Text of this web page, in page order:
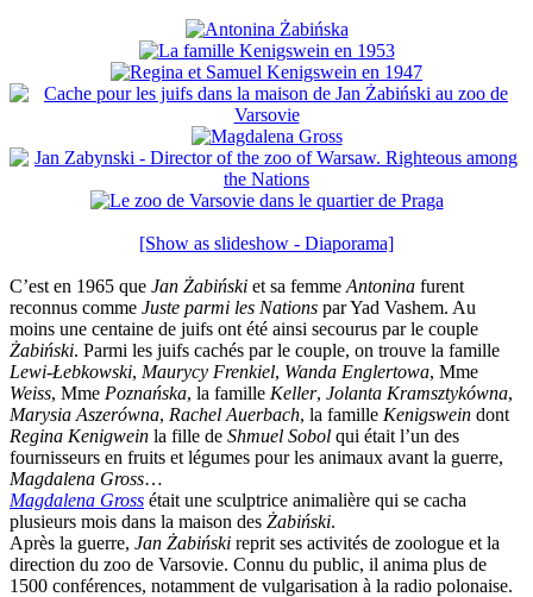
[Show as slideshow - Diaporama]
C’est en 1965 que Jan Żabiński et sa femme Antonina furent
reconnus comme Juste parmi les Nations par Yad Vashem. Au
moins une centaine de juifs ont été ainsi secourus par le couple
Żabiński. Parmi les juifs cachés par le couple, on trouve la famille
Lewi-Łebkowski, Maurycy Frenkiel, Wanda Englertowa, Mme
Weiss, Mme Poznańska, la famille Keller, Jolanta Kramsztykówna,
Marysia Aszerówna, Rachel Auerbach, la famille Kenigswein dont
Regina Kenigwein la fille de Shmuel Sobol qui était l’un des
fournisseurs en fruits et légumes pour les animaux avant la guerre,
Magdalena Gross…
Magdalena Gross était une sculptrice animalière qui se cacha
plusieurs mois dans la maison des Żabiński.
Après la guerre, Jan Żabiński reprit ses activités de zoologue et la
direction du zoo de Varsovie. Connu du public, il anima plus de
1500 conférences, notamment de vulgarisation à la radio polonaise.